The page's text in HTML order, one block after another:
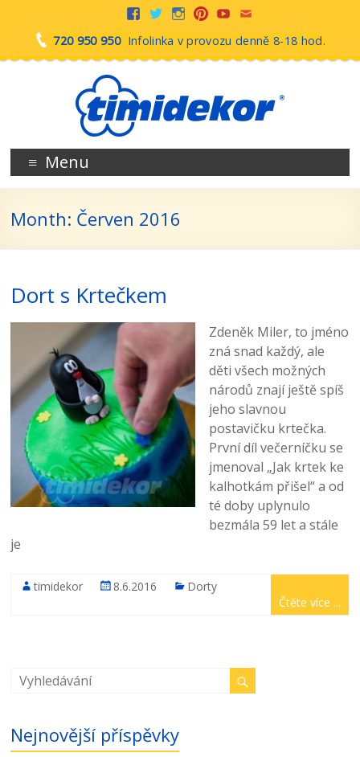
720 950 950 Infolinka v provozu denně 8-18 hod.
Menu
Month: Červen 2016
Dort s Krtečkem
Zdeněk Miler, to jméno
zná snad každý, ale
děti všech možných
národů znají ještě spíš
jeho slavnou
postavičku krtečka.
První díl večerníčku se
jmenoval „Jak krtek ke
kalhotkám přišel“ a od
té doby uplynulo
bezmála 59 let a stále
je
timidekor 8.6.2016
Dorty
Čtěte více ...
Nejnovější příspěvky